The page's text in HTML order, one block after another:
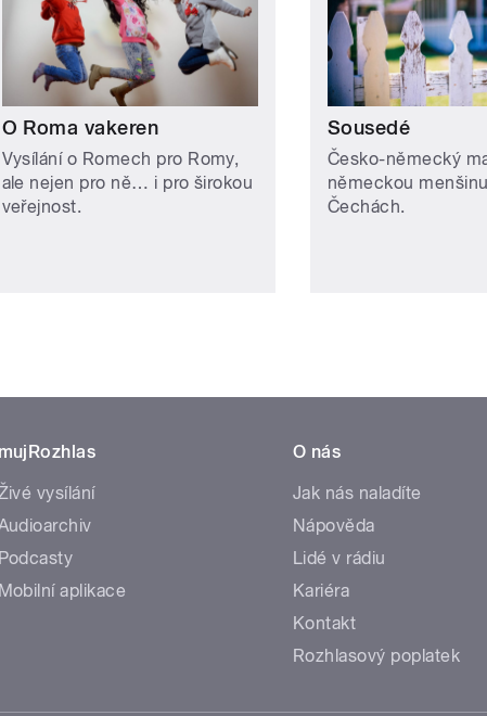
O Roma vakeren
Vysílání o Romech pro Romy,
ale nejen pro ně… i pro širokou
veřejnost.
Sousedé
Česko-německý
německou
Čechách.
mujRozhlas
vysílání
Podcasty
Mobilní aplikace
O nás
Jak nás naladíte
Nápověda
Lidé v rádiu
Kariéra
Kontakt
Rozhlasový poplatek